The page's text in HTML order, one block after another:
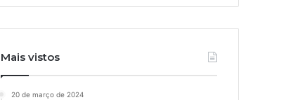
Mais vistos
20 de março de 2024